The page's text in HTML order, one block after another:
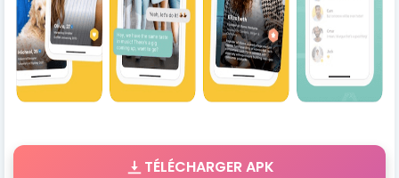
TÉLÉCHARGER APK